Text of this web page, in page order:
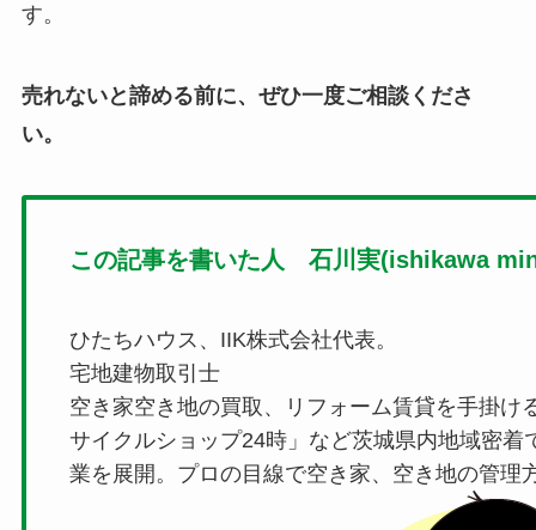
す。
売れないと諦める前に、ぜひ一度ご相談くださ
い。
この記事を書いた人 石川実(ishikawa
ひたちハウス、IIK株式会社代表。
宅地建物取引士
空き家空き地の買取、リフォーム賃貸を手掛け
サイクルショップ24時」など茨城県内地域密
業を展開。プロの目線で空き家、空き地の管理